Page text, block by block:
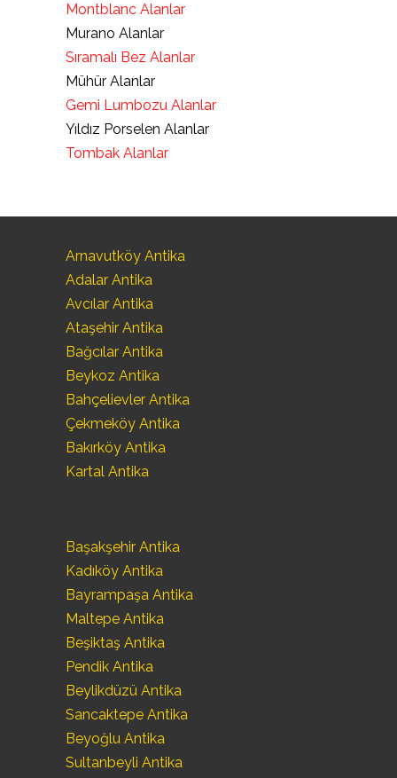
Montblanc Alanlar
Murano Alanlar
Sıramalı Bez Alanlar
Mühür Alanlar
Gemi Lumbozu Alanlar
Yıldız Porselen Alanlar
Tombak Alanlar
Arnavutköy Antika
Adalar Antika
Avcılar Antika
Ataşehir Antika
Bağcılar Antika
Beykoz Antika
Bahçelievler Antika
Çekmeköy Antika
Bakırköy Antika
Kartal Antika
Başakşehir Antika
Kadıköy Antika
Bayrampaşa Antika
Maltepe Antika
Beşiktaş Antika
Pendik Antika
Beylikdüzü Antika
Sancaktepe Antika
Beyoğlu Antika
Sultanbeyli Antika